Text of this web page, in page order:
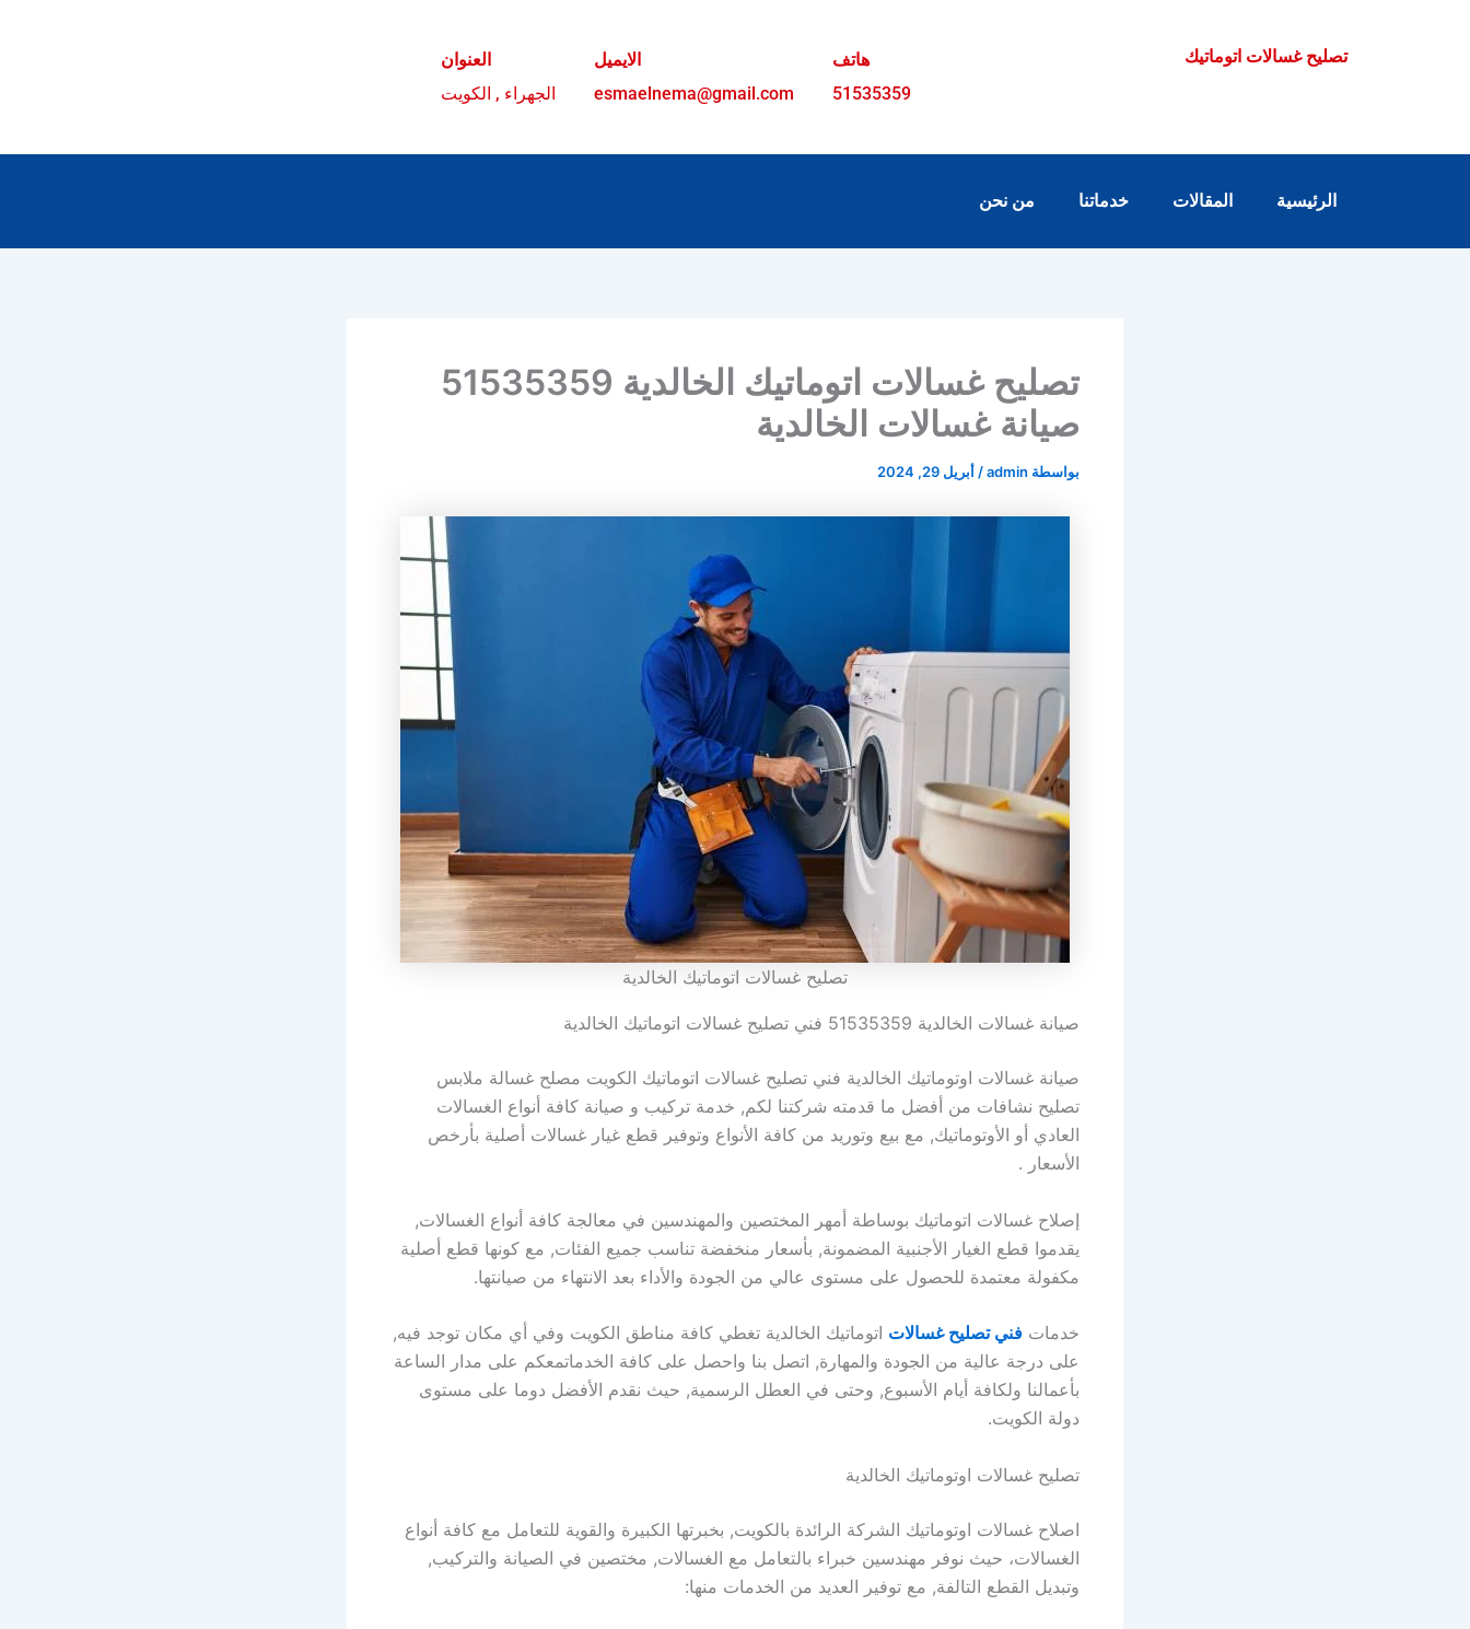
تصليح غسالات اتوماتيك
هاتف
51535359
الايميل
esmaelnema@gmail.com
العنوان
الجهراء , الكويت
الرئيسية المقالات خدماتنا من نحن
تصليح غسالات اتوماتيك الخالدية 51535359
صيانة غسالات الخالدية
بواسطة admin
/ أبريل 29, 2024
تصليح غسالات اتوماتيك الخالدية
صيانة غسالات الخالدية 51535359 فني تصليح غسالات اتوماتيك الخالدية
صيانة غسالات اوتوماتيك الخالدية فني تصليح غسالات اتوماتيك الكويت مصلح غسالة ملابس
تصليح نشافات من أفضل ما قدمته شركتنا لكم, خدمة تركيب و صيانة كافة أنواع الغسالات
العادي أو الأوتوماتيك, مع بيع وتوريد من كافة الأنواع وتوفير قطع غيار غسالات أصلية بأرخص
الأسعار .
إصلاح غسالات اتوماتيك بوساطة أمهر المختصين والمهندسين في معالجة كافة أنواع الغسالات,
يقدموا قطع الغيار الأجنبية المضمونة, بأسعار منخفضة تناسب جميع الفئات, مع كونها قطع أصلية
مكفولة معتمدة للحصول على مستوى عالي من الجودة والأداء بعد الانتهاء من صيانتها.
خدمات فني تصليح غسالات اتوماتيك الخالدية تغطي كافة مناطق الكويت وفي أي مكان توجد فيه,
على درجة عالية من الجودة والمهارة, اتصل بنا واحصل على كافة الخدماتمعكم على مدار الساعة
بأعمالنا ولكافة أيام الأسبوع, وحتى في العطل الرسمية, حيث نقدم الأفضل دوما على مستوى
دولة الكويت.
تصليح غسالات اوتوماتيك الخالدية
اصلاح غسالات اوتوماتيك الشركة الرائدة بالكويت, بخبرتها الكبيرة والقوية للتعامل مع كافة أنواع
الغسالات، حيث نوفر مهندسين خبراء بالتعامل مع الغسالات, مختصين في الصيانة والتركيب,
وتبديل القطع التالفة, مع توفير العديد من الخدمات منها: